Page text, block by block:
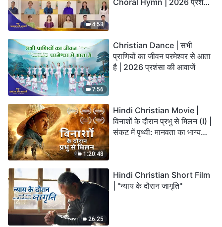
4:58
Choral Hymn | 2026 प्रशंसा
7:56
Christian Dance | सभी
प्राणियों का जीवन परमेश्वर से आता
है | 2026 प्रशंसा की आवाजें
1:20:48
Hindi Christian Movie |
विनाशों के दौरान प्रभु से मिलन (I) |
संकट में पृथ्वी: मानवता का भाग्य
26:25
Hindi Christian Short Film
| "न्याय के दौरान जागृति"